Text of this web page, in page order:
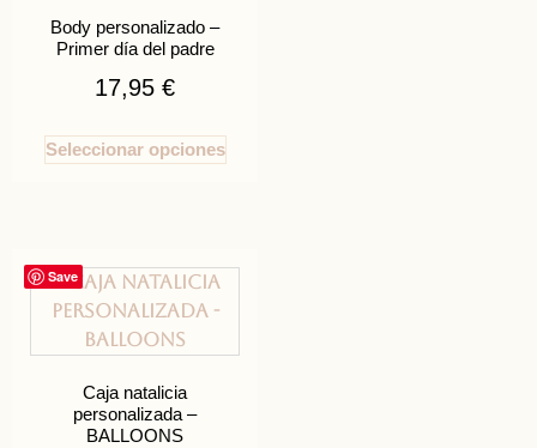
Body personalizado –
Primer día del padre
17,95€
Seleccionar opciones
Save
Caja natalicia
personalizada –
BALLOONS